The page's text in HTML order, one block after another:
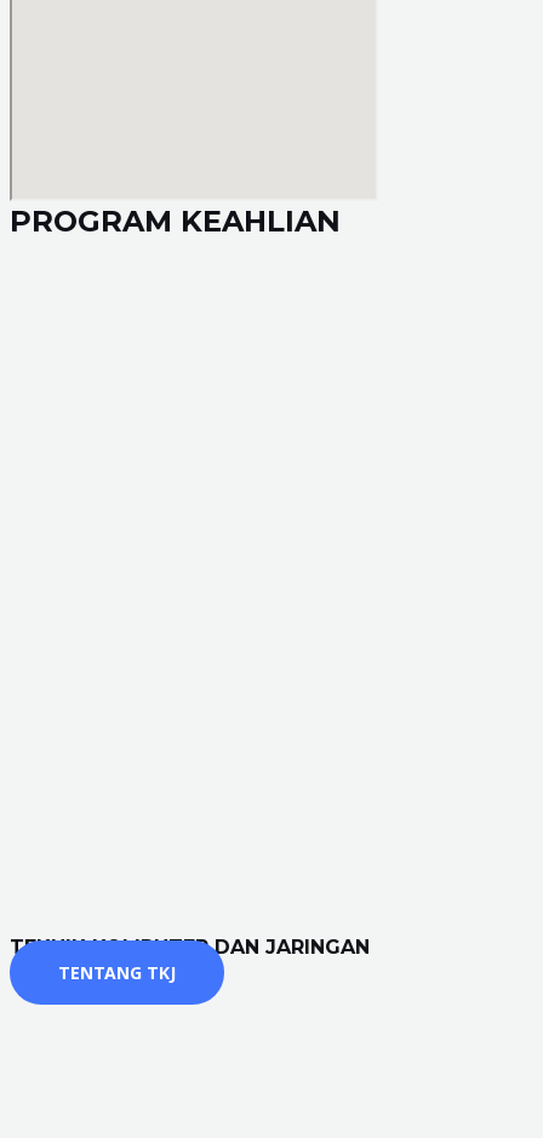
PROGRAM KEAHLIAN
TEKNIK KOMPUTER DAN JARINGAN
TENTANG TKJ